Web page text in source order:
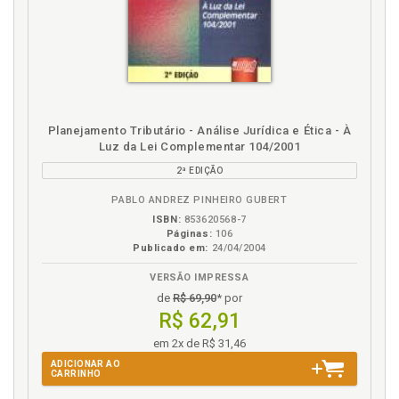
Marisa Zandonai Moreira. Conselho de contribuintes
e recursos fiscais no Estado do Paraná., p. 93
Medida cautelar fiscal. Volney Campos dos Santos.,
Público. Wanderlei Carvalho da Silva., p. 119
Paraná. Conselho de contribuintes e recursos fiscais
no Estado do Paraná. Marisa Zandonai Moreira., p.
viabilidade para desconstituir decisão violadora do
princípio da isonomia. Rubens Alexandre de França.,
Processo administrativo. A garantia do devido
processo legal no processo administrativo tributário
à luz do critério da lide. Humberto Meira., p. 15
Planejamento Tributário - Análise Jurídica e Ética - À
Luz da Lei Complementar 104/2001
2ª EDIÇÃO
PABLO ANDREZ PINHEIRO GUBERT
ISBN: 853620568-7
Páginas: 106
Publicado em: 24/04/2004
VERSÃO IMPRESSA
de R$ 69,90* por
R$ 62,91
em 2x de R$ 31,46
ADICIONAR AO
CARRINHO